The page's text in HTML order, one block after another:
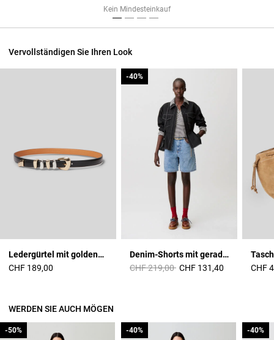
Kein Mindesteinkauf
Vervollständigen Sie Ihren Look
Ledergürtel mit goldener Schnalle
CHF 189,00
Denim-Shorts mit geradem Bein
Price reduced from
CHF 219,00to
-40%
CHF 131,40
-40%
CHF
WERDEN SIE AUCH MÖGEN
-50%
-50% -40%
-40% -40%
-40%